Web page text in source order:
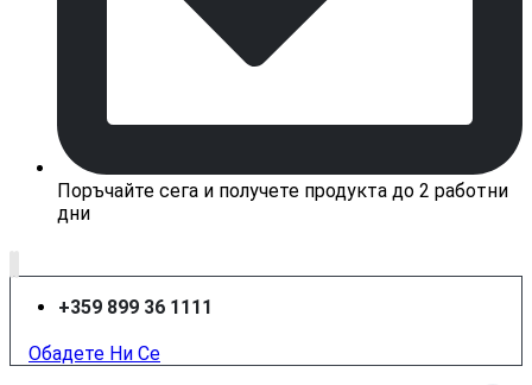
Поръчайте сега и получете продукта до 2 работни
дни
+359 899 36 1111
Обадете Ни Се